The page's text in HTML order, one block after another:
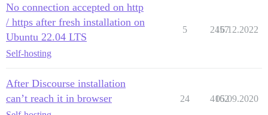
No connection accepted on http
/ https after fresh installation on
Ubuntu 22.04 LTS
Self-hosting
5 2457
16.12.2022
After Discourse installation
can’t reach it in browser
24 4162
05.09.2020